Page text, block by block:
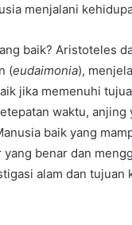
menjalani
baik? Aristoteles
(eudaimonia),
jika memenuhi
waktu, anjing
baik yang
benar dan
alam dan tujuan